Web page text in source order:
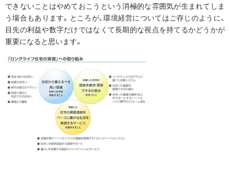
できないことはやめておこうという消極的な雰囲気が生まれてしま
う場合もあります。ところが、環境経営についてはご存じのように、
目先の利益や数字だけではなくて長期的な視点を持てるかどうかが
重要になると思います。